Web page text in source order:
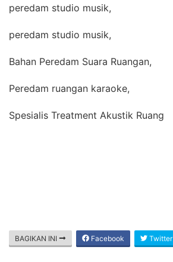
peredam studio musik,
peredam studio musik,
Bahan Peredam Suara Ruangan,
Peredam ruangan karaoke,
Spesialis Treatment Akustik Ruang
BAGIKAN INI Facebook Twitter